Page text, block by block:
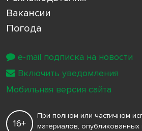
Вакансии
Погода
16+
При полном или частичном
материалов, опубликованных
e-mail подписка на новости
Включить уведомления
Мобильная версия сайта